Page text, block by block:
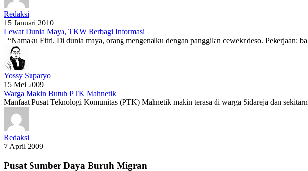
Redaksi
15 Januari 2010
Lewat Dunia Maya, TKW Berbagi Informasi
“Namaku Fitri. Di dunia maya, orang mengenalku dengan panggilan cewekndeso. Pekerjaan:
Yossy Suparyo
15 Mei 2009
Warga Makin Butuh PTK Mahnetik
Manfaat Pusat Teknologi Komunitas (PTK) Mahnetik makin terasa di warga Sidareja dan
Redaksi
7 April 2009
Pusat Sumber Daya Buruh Migran